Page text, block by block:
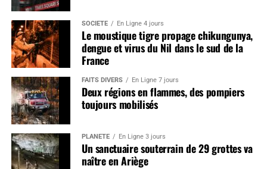
SOCIÉTÉ En Ligne 4 jours
Le moustique tigre propage chikungunya,
dengue et virus du Nil dans le sud de la
France
FAITS DIVERS En Ligne 7 jours
Deux régions en flammes, des pompiers
toujours mobilisés
PLANÈTE En Ligne 3 jours
Un sanctuaire souterrain de 29 grottes va
naître en Ariège